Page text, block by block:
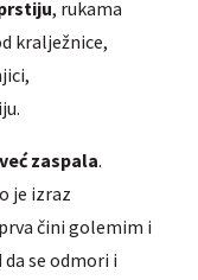
, rukama
kralježnice,
zaspala.
je izraz
čini golemim i
se odmori i